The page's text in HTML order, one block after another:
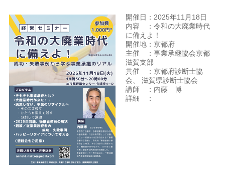
開催日：2025年11月18日
内容 ：令和の大廃業時代
に備えよ！
開催地：京都府
主催 ：事業承継協会京都
滋賀支部
共催 ：京都府診断士協
会、 滋賀県診断士協会
講師 ：内藤 博
詳細 ：